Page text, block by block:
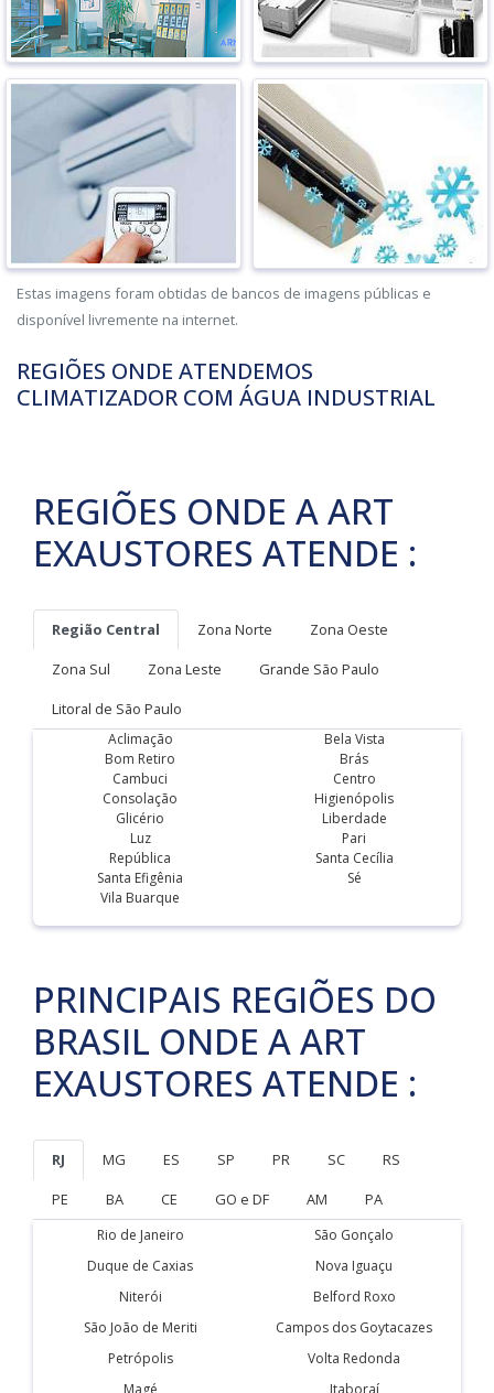
Estas imagens foram obtidas de bancos de imagens públicas e
disponível livremente na internet.
REGIÕES ONDE ATENDEMOS
CLIMATIZADOR COM ÁGUA INDUSTRIAL
REGIÕES ONDE A ART
EXAUSTORES ATENDE :
Região Central Zona Norte
Zona Oeste
Zona Sul
Zona Leste
Grande São Paulo
Litoral de São Paulo
Aclimação
Bela Vista
Bom Retiro
Brás
Cambuci
Centro
Consolação
Higienópolis
Glicério
Liberdade
Luz
Pari
República
Santa Cecília
Santa Efigênia
Sé
Vila Buarque
PRINCIPAIS REGIÕES DO
BRASIL ONDE A ART
EXAUSTORES ATENDE :
RJ MG ES SP PR SC
RS
PE
BA CE GO e DF AM PA
Rio de Janeiro
São Gonçalo
Duque de Caxias
Nova Iguaçu
Niterói
Belford Roxo
São João de Meriti
Campos dos Goytacazes
Petrópolis
Volta Redonda
Magé
Itaboraí